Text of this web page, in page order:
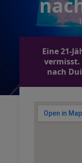
Eine 21-
vermisst.
nach